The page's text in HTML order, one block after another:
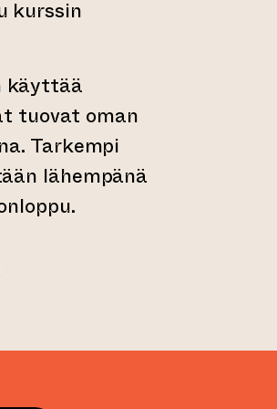
kurssin
käyttää
tuovat oman
Tarkempi
lähempänä